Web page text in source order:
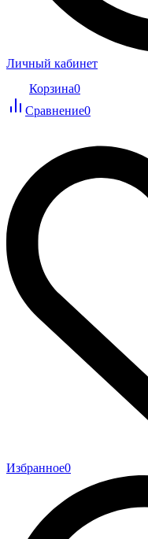
Личный кабинет
Корзина0
Сравнение0
Избранное0